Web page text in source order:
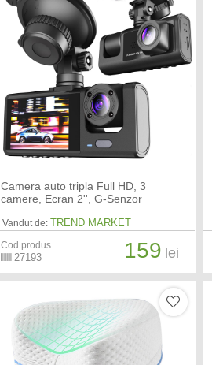
Camera auto tripla Full HD, 3
camere, Ecran 2'', G-Senzor
Vandut de: TREND MARKET
Cod produs
27193 159 lei